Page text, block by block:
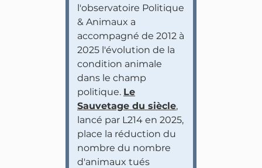
l'observatoire Politique
& Animaux a
accompagné de 2012 à
2025 l'évolution de la
condition animale
dans le champ
politique. Le
Sauvetage du siècle,
lancé par L214 en 2025,
place la réduction du
nombre du nombre
d'animaux tués